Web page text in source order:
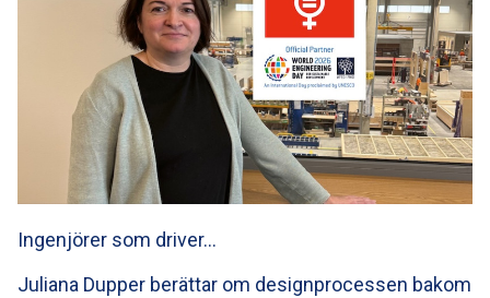
Ingenjörer som driver…
Juliana Dupper berättar om designprocessen bakom